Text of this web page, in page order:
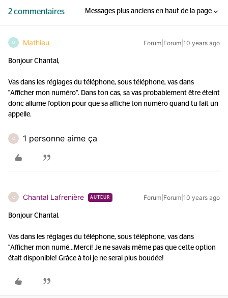
2 commentaires Messages plus anciens en haut de la page
M Mathieu Forum|Forum|10 years ago
Bonjour Chantal,
Vas dans les réglages du téléphone, sous téléphone, vas dans
"Afficher mon numéro". Dans ton cas, sa vas probablement être éteint
donc allume l'option pour que sa affiche ton numéro quand tu fait un
appelle.
C 1 personne aime ça
C Chantal Lafrenière AUTEUR Forum|Forum|10 years ago
Bonjour Chantal,
Vas dans les réglages du téléphone, sous téléphone, vas dans
"Afficher mon numé...Merci! Je ne savais même pas que cette option
était disponible! Grâce à toi je ne serai plus boudée!